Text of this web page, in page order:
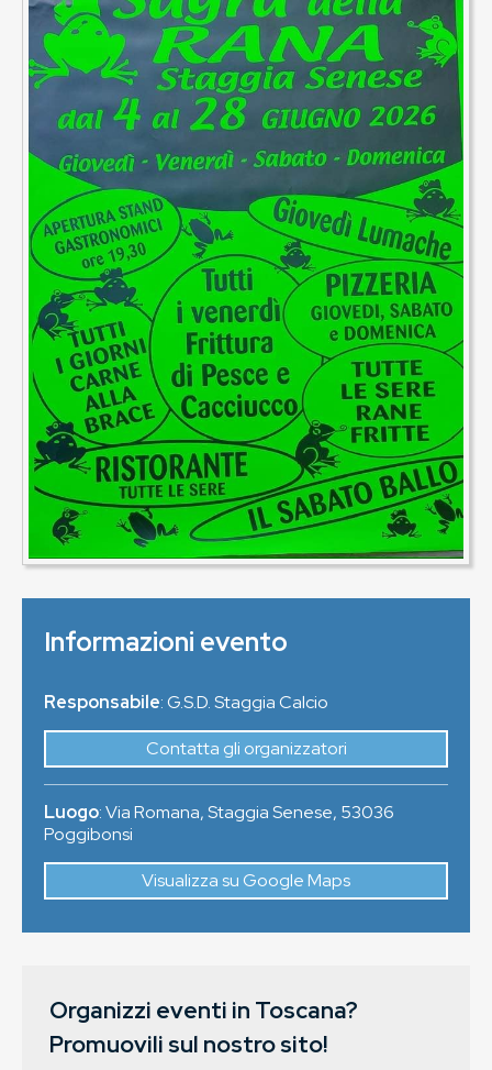
Informazioni evento
Responsabile: G.S.D. Staggia Calcio
Contatta gli organizzatori
Luogo:Via Romana, Staggia Senese, 53036
Poggibonsi
Visualizza su Google Maps
Organizzi eventi in Toscana?
Promuovili sul nostro sito!